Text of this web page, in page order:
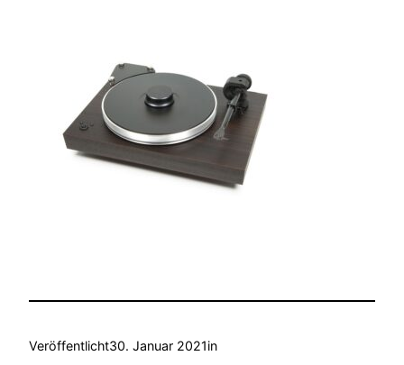
Veröffentlicht30. Januar 2021in